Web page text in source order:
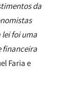
da
foi uma
financeira
Faria e